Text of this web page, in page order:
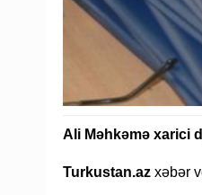
Ali Məhkəmə xarici
Turkustan.az xəbər